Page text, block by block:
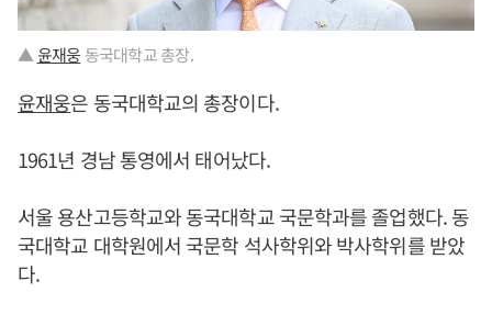
▲윤재웅 동국대학교 총장.
윤재웅은 동국대학교의 총장이다.
1961년 경남 통영에서 태어났다.
서울 용산고등학교와 동국대학교 국문학과를 졸업했다. 동
국대학교 대학원에서 국문학 석사학위와 박사학위를 받았
다.